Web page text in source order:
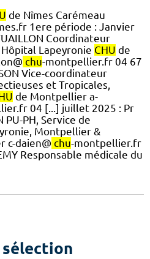
de Nîmes Carémeau
1ere période : Janvier
Coordinateur
Lapeyronie CHU de
chu-montpellier.fr 04 67
Vice-coordinateur
et Tropicales,
de Montpellier a-
04 [...] juillet 2025 : Pr
PU-PH, Service de
Montpellier &
c-daien@ chu-montpellier.fr
Responsable médicale du
sélection